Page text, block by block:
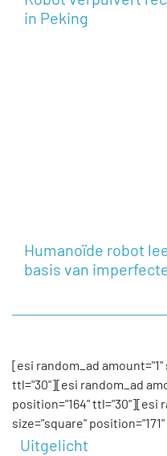
in Peking
Humanoïde robot
basis van
[esi random_ad
ttl="30"][esi random_ad
position="164" ttl="30"][esi
size="square"
Uitgelicht